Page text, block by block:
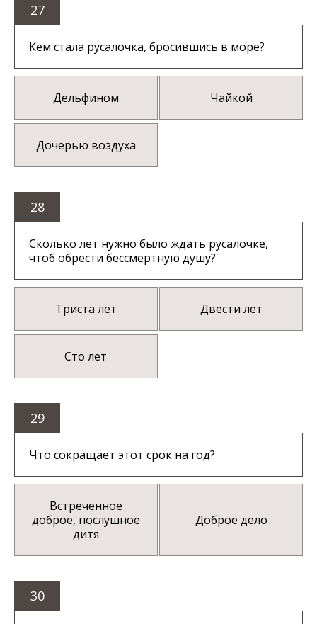
27
Кем стала русалочка, бросившись в море?
Дельфином Чайкой
Дочерью воздуха
28
Сколько лет нужно было ждать русалочке,
чтоб обрести бессмертную душу?
Триста лет Двести лет
Сто лет
29
Что сокращает этот срок на год?
Встреченное
доброе, послушное
дитя
Доброе дело
30